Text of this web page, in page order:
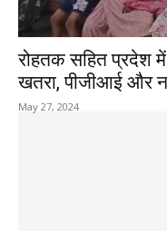
रोहतक सहित प्रदेश
खतरा, पीजीआई और
May 27, 2024